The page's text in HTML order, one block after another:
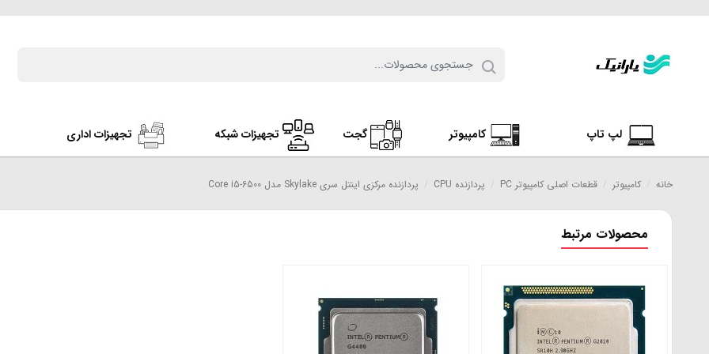
لپ تاپ کامپیوتر گجت تجهیزات شبکه تجهیزات اداری
خانه کامپیوتر قطعات اصلی کامپیوتر PC پردازنده CPU پردازنده مرکزی اینتل سری Skylake مدل Core i5-6500
محصولات مرتبط